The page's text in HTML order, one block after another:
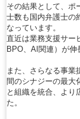
その結果として、ポ
士数も国内弁護士の
なっています。
直近は業務支援サー
BPO、AI関連）が伸
また、さらなる事業
間のシナジーの最大
と組織を統合、より
た。